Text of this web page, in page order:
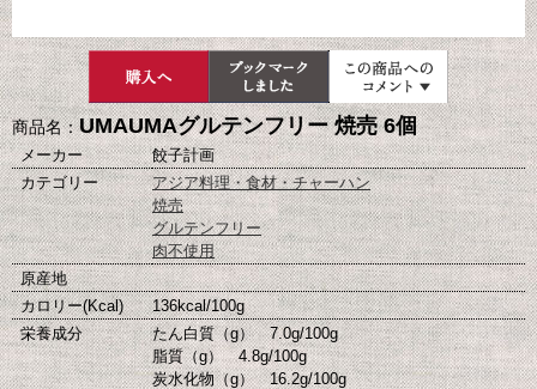
商品名：UMAUMAグルテンフリー 焼売 6個
メーカー
餃子計画
カテゴリー
アジア料理・食材・チャーハン
焼売
グルテンフリー
肉不使用
原産地
カロリー(Kcal)
136kcal/100g
栄養成分
たん白質（g） 7.0g/100g
脂質（g） 4.8g/100g
炭水化物（g） 16.2g/100g